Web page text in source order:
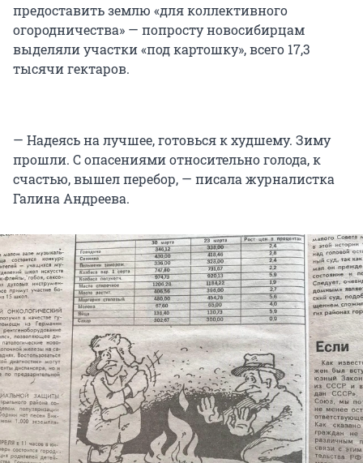
предоставить землю «для коллективного
огородничества» — попросту новосибирцам
выделяли участки «под картошку», всего 17,3
тысячи гектаров.
— Надеясь на лучшее, готовься к худшему. Зиму
прошли. С опасениями относительно голода, к
счастью, вышел перебор, — писала журналистка
Галина Андреева.